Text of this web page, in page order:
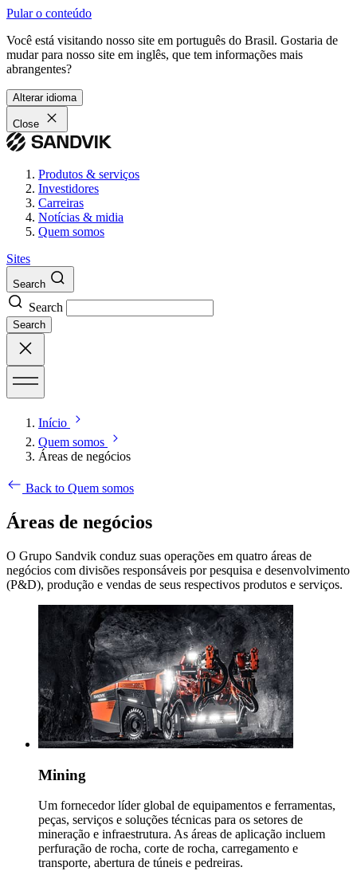
Pular o conteúdo
Você está visitando nosso site em português do Brasil. Gostaria de
mudar para nosso site em inglês, que tem informações mais
abrangentes?
Alterar idioma
Close
Produtos & serviços
Investidores
Carreiras
Notícias & midia
Quem somos
Sites
Search
Search
Search
Início
Quem somos
Áreas de negócios
Back to Quem somos
Áreas de negócios
O Grupo Sandvik conduz suas operações em quatro áreas de
negócios com divisões responsáveis por pesquisa e desenvolvimento
(P&D), produção e vendas de seus respectivos produtos e serviços.
Mining
Um fornecedor líder global de equipamentos e ferramentas,
peças, serviços e soluções técnicas para os setores de
mineração e infraestrutura. As áreas de aplicação incluem
perfuração de rocha, corte de rocha, carregamento e
transporte, abertura de túneis e pedreiras.